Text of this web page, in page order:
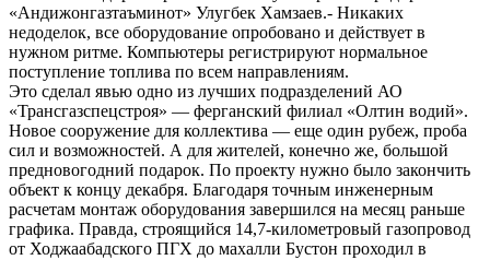
«Андижонгазтаъминот» Улугбек Хамзаев.- Никаких
недоделок, все оборудование опробовано и действует в
нужном ритме. Компьютеры регистрируют нормальное
поступление топлива по всем направлениям.
Это сделал явью одно из лучших подразделений АО
«Трансгазспецстроя» — ферганский филиал «Олтин водий».
Новое сооружение для коллектива — еще один рубеж, проба
сил и возможностей. А для жителей, конечно же, большой
предновогодний подарок. По проекту нужно было закончить
объект к концу декабря. Благодаря точным инженерным
расчетам монтаж оборудования завершился на месяц раньше
графика. Правда, строящийся 14,7-километровый газопровод
от Ходжаабадского ПГХ до махалли Бустон проходил в